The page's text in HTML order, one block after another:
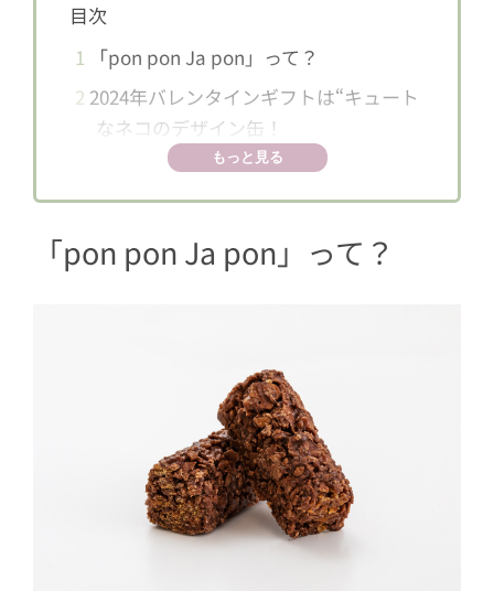
目次
1
「pon pon Ja pon」って？
2 2024年バレンタインギフトは“キュート
なネコのデザイン缶！
もっと見る
「pon pon Ja pon」って？